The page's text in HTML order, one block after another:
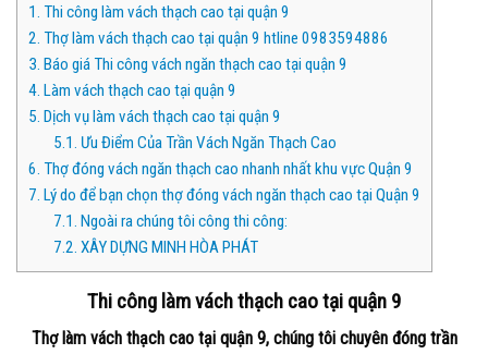
1. Thi công làm vách thạch cao tại quận 9
2. Thợ làm vách thạch cao tại quận 9 htline 0983594886
3. Báo giá Thi công vách ngăn thạch cao tại quận 9
4. Làm vách thạch cao tại quận 9
5. Dịch vụ làm vách thạch cao tại quận 9
5.1. Ưu Điểm Của Trần Vách Ngăn Thạch Cao
6. Thợ đóng vách ngăn thạch cao nhanh nhất khu vực Quận 9
7. Lý do để bạn chọn thợ đóng vách ngăn thạch cao tại Quận 9
7.1. Ngoài ra chúng tôi công thi công:
7.2. XÂY DỰNG MINH HÒA PHÁT
Thi công làm vách thạch cao tại quận 9
Thợ làm vách thạch cao tại quận 9, chúng tôi chuyên đóng trần